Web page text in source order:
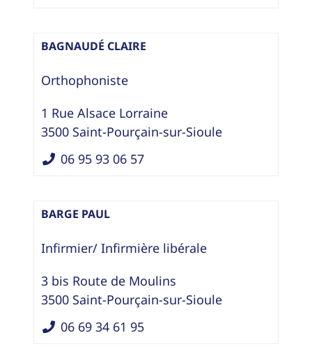
BAGNAUDÉ CLAIRE
Orthophoniste
1 Rue Alsace Lorraine
3500 Saint-Pourçain-sur-Sioule
06 95 93 06 57
BARGE PAUL
Infirmier/ Infirmière libérale
3 bis Route de Moulins
3500 Saint-Pourçain-sur-Sioule
06 69 34 61 95